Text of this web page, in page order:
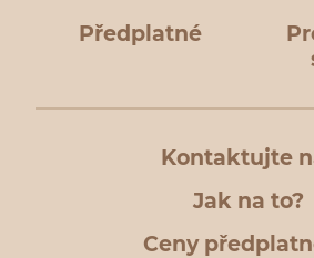
Předplatné
Kontaktujte
Jak na to?
Ceny